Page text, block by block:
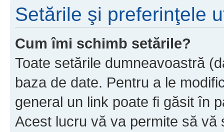
Setările şi preferinţele
Cum îmi schimb setările?
Toate setările dumneavoastră
baza de date. Pentru a le
general un link poate fi găsit în
Acest lucru vă va permite să vă